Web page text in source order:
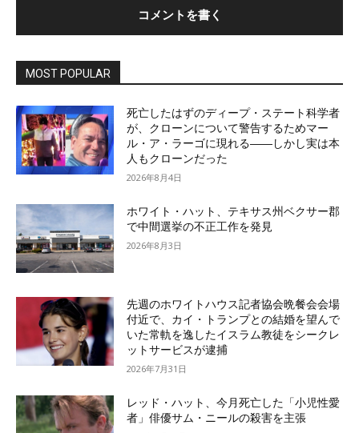
MOST POPULAR
死亡したはずのディープ・ステート科学者
が、クローンについて警告するためマー
ル・ア・ラーゴに現れる――しかし実は本
人もクローンだった
2026年8月4日
ホワイト・ハット、テキサス州ベクサー郡
で中間選挙の不正工作を発見
2026年8月3日
先週のホワイトハウス記者協会晩餐会会場
付近で、カイ・トランプとの結婚を望んで
いた常軌を逸したイスラム教徒をシークレ
ットサービスが逮捕
2026年7月31日
レッド・ハット、今月死亡した「小児性愛
者」俳優サム・ニールの殺害を主張